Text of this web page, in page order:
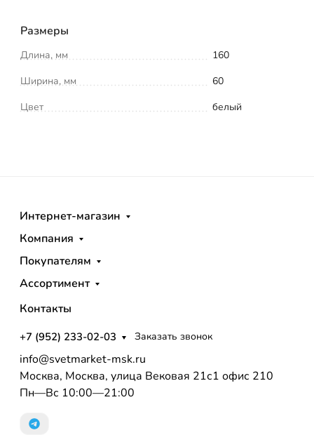
Размеры
Длина, мм
160
Ширина, мм
60
Цвет
белый
Интернет-магазин
Компания
Покупателям
Ассортимент
Контакты
+7 (952) 233-02-03 Заказать звонок
info@svetmarket-msk.ru
Москва, Москва, улица Вековая 21с1 офис 210
Пн—Вс 10:00—21:00